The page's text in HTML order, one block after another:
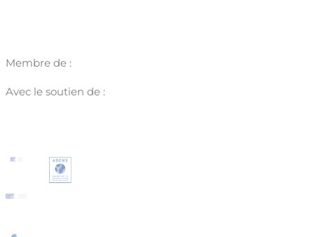
Membre de :
Avec le soutien de :